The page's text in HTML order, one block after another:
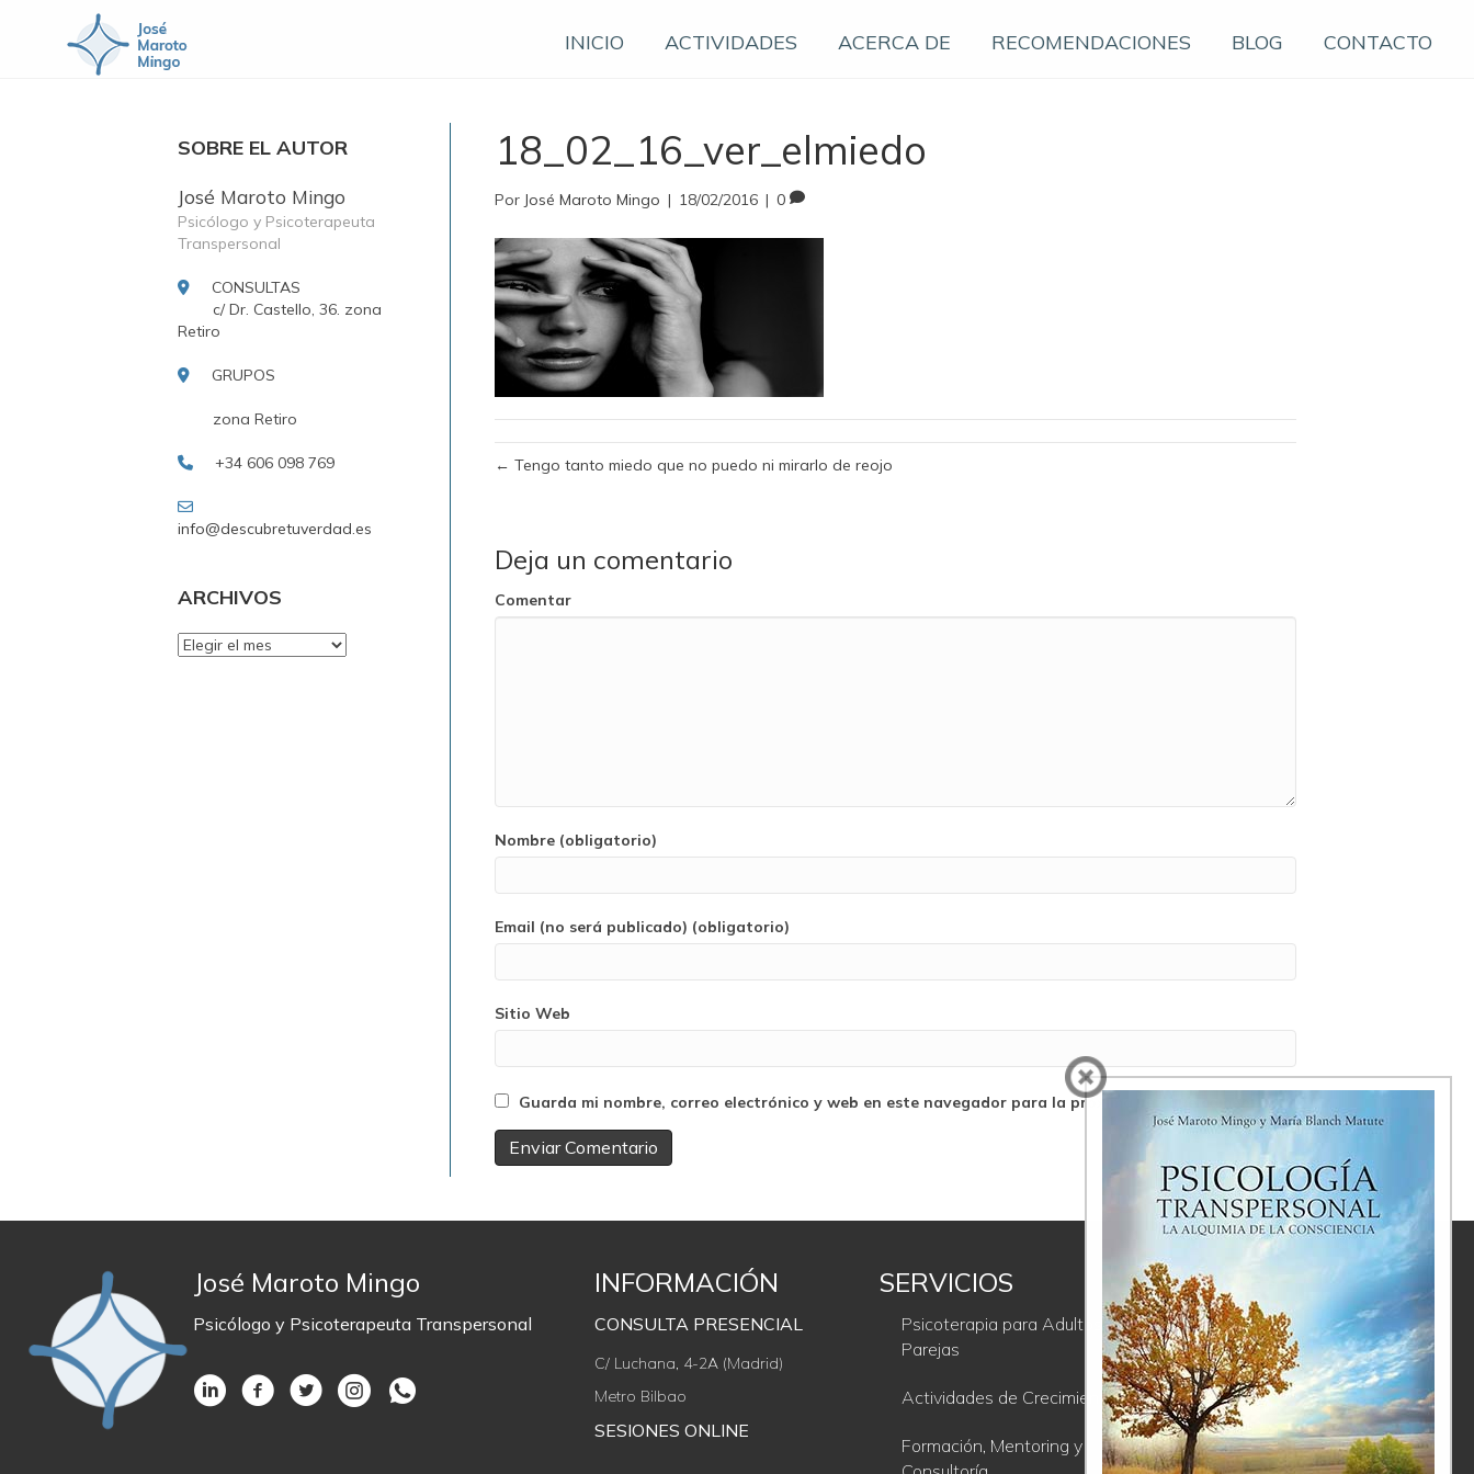
INICIO ACTIVIDADES ACERCA DE RECOMENDACIONES BLOG CONTACTO
SOBRE EL AUTOR
José Maroto Mingo
Psicólogo y Psicoterapeuta
Transpersonal
CONSULTAS
c/ Dr. Castello, 36. zona
Retiro
GRUPOS
zona Retiro
+34 606 098 769
info@descubretuverdad.es
ARCHIVOS
ARCHIVOS
18_02_16_ver_elmiedo
Por José Maroto Mingo | 18/02/2016 | 0
← Tengo tanto miedo que no puedo ni mirarlo de reojo
Deja un comentario
Comentar
Nombre (obligatorio)
Email (no será publicado) (obligatorio)
Sitio Web
Guarda mi nombre, correo electrónico y web en este navegador para la próxima vez que comente.
José Maroto Mingo
Psicólogo y Psicoterapeuta Transpersonal
INFORMACIÓN
CONSULTA PRESENCIAL
C/ Luchana, 4-2A (Madrid)
Metro Bilbao
SESIONES ONLINE
SERVICIOS
Psicoterapia para Adultos y
Parejas
Actividades de Crecimiento
Formación, Mentoring y
ÚLTIMAS
REFLEXIONES
La Proyección, un regalo incómodo
Comunicación Consciente; de la
soledad del ego a la comunión del
Ser